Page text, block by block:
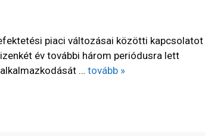
piaci változásai közötti kapcsolatot
év további három periódusra lett
… tovább »